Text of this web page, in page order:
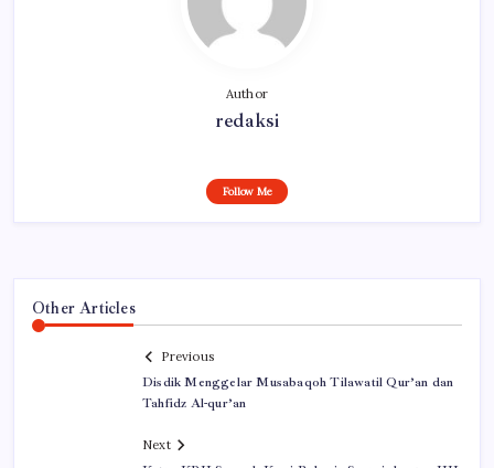
Author
redaksi
Follow Me
Other Articles
Previous
Disdik Menggelar Musabaqoh Tilawatil Qur’an dan
Tahfidz Al-qur’an
Next